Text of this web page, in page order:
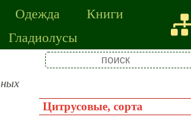
Одежда
Книги
Гладиолусы
Цитрусовые, сорта